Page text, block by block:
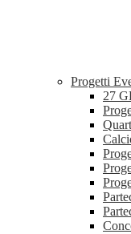
Progetti
27